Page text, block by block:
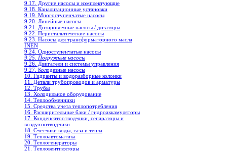
9.17. Другие насосы и комплектующие
9.18. Канализационные установки
9.19. Многоступенчатые насосы
9.20. Линейные насосы
9.21. Дозировочные насосы / дозаторы
9.22. Перистальтические насосы
9.23. Насосы для трансформаторного масла
INEN
9.24. Одноступенчатые насосы
9.25. Погружные насосы
9.26. Двигатели и системы управления
9.27. Колодезные насосы
10. Гидранты и водоразборные колонки
11. Детали трубопроводов и арматуры
12. Трубы
13. Холодильное oборудование
14. Теплообменники
15. Средства учета теплопотребления
16. Расширительные баки / гидроаккамуляторы
17. Конденсатоотводчики, сепараторы и
воздухоотводчики
18. Счетчики воды, газа и тепла
19. Теплоавтоматика
20. Теплогенераторы
21. Тепловентиляторы